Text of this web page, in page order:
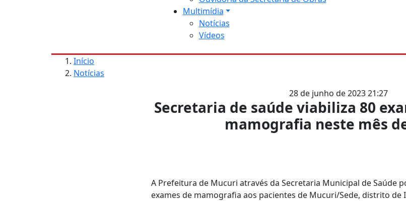
Multimídia
Notícias
Vídeos
Início
Notícias
28 de junho de 2023 21:27
Secretaria de saúde viabiliza 80
mamografia neste mês
A Prefeitura de Mucuri através da Secretaria Municipal de Saúde
exames de mamografia aos pacientes de Mucuri/Sede, distrito de